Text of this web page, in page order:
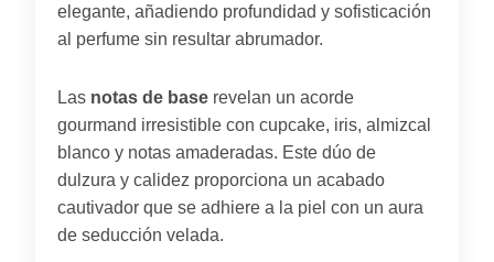
elegante, añadiendo profundidad y sofisticación
al perfume sin resultar abrumador.
Las notas de base revelan un acorde
gourmand irresistible con cupcake, iris, almizcal
blanco y notas amaderadas. Este dúo de
dulzura y calidez proporciona un acabado
cautivador que se adhiere a la piel con un aura
de seducción velada.